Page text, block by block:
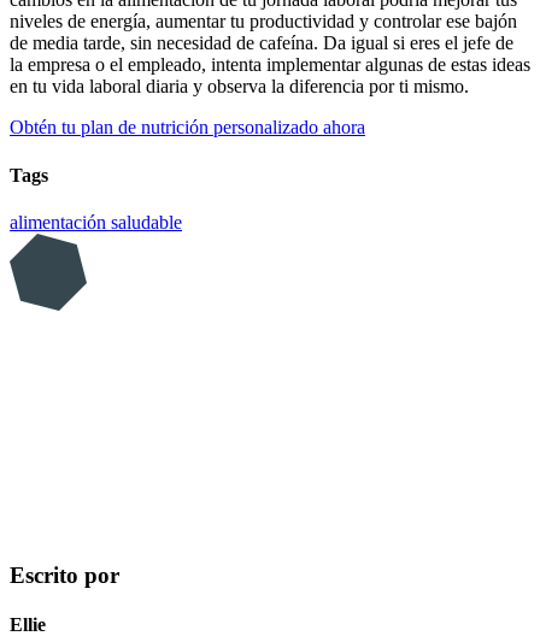
niveles de energía, aumentar tu productividad y controlar ese bajón
de media tarde, sin necesidad de cafeína. Da igual si eres el jefe de
la empresa o el empleado, intenta implementar algunas de estas ideas
en tu vida laboral diaria y observa la diferencia por ti mismo.
Obtén tu plan de nutrición personalizado ahora
Tags
alimentación saludable
Escrito por
Ellie